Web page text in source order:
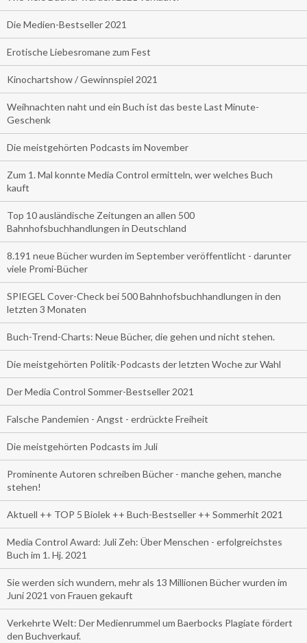
Die Medien-Bestseller 2021
Erotische Liebesromane zum Fest
Kinochartshow / Gewinnspiel 2021
Weihnachten naht und ein Buch ist das beste Last Minute-
Geschenk
Die meistgehörten Podcasts im November
Zum 1. Mal konnte Media Control ermitteln, wer welches Buch
kauft
Top 10 ausländische Zeitungen an allen 500
Bahnhofsbuchhandlungen in Deutschland
8.191 neue Bücher wurden im September veröffentlicht - darunter
viele Promi-Bücher
SPIEGEL Cover-Check bei 500 Bahnhofsbuchhandlungen in den
letzten 3 Monaten
Buch-Trend-Charts: Neue Bücher, die gehen und nicht stehen.
Die meistgehörten Politik-Podcasts der letzten Woche zur Wahl
Der Media Control Sommer-Bestseller 2021
Falsche Pandemien - Angst - erdrückte Freiheit
Die meistgehörten Podcasts im Juli
Prominente Autoren schreiben Bücher - manche gehen, manche
stehen!
Aktuell ++ TOP 5 Biolek ++ Buch-Bestseller ++ Sommerhit 2021
Media Control Award: Juli Zeh: Über Menschen - erfolgreichstes
Buch im 1. Hj. 2021
Sie werden sich wundern, mehr als 13 Millionen Bücher wurden im
Juni 2021 von Frauen gekauft
Verkehrte Welt: Der Medienrummel um Baerbocks Plagiate fördert
den Buchverkauf.